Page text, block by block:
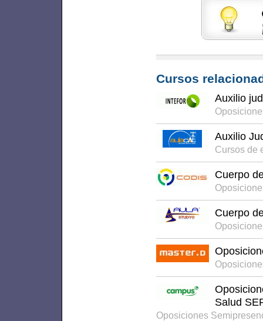
Cursos
Auxilio
Auxilio
Cursos de
Cuerpo
Cuerpo
Salud
Oposiciones